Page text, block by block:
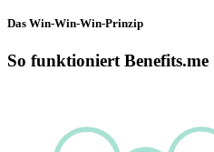
Das Win-Win-Win-Prinzip
So funktioniert Benefits.me